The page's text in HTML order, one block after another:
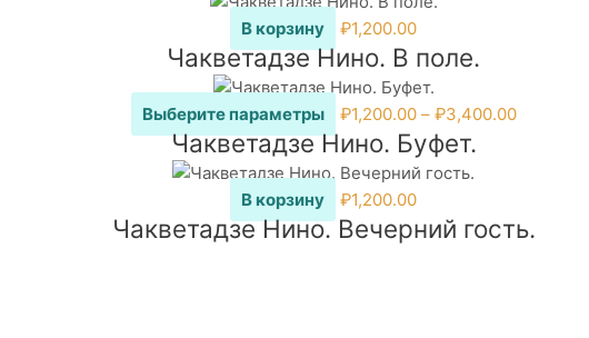
В корзину ₽1,200.00
Чакветадзе Нино. В поле.
Выберите параметры
Этот
товар
имеет
несколько
вариаций.
Опции
₽1,200.00 – ₽3,400.00Диапазон
₽3,400.00
Чакветадзе Нино. Буфет.
В корзину ₽1,200.00
Чакветадзе Нино. Вечерний гость.